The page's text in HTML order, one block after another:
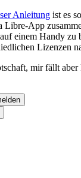
Anleitung ist es
Libre-App
einem Handy zu
Lizenzen
mir fällt